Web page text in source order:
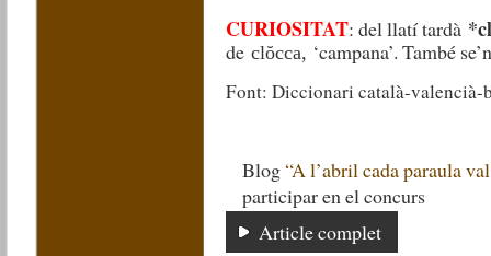
CURIOSITAT: del llatí tardà
de clŏcca, ‘campana’. També
Font: Diccionari català-valencià-
Blog“A l’abril cada paraula
participar en el concurs
Article complet